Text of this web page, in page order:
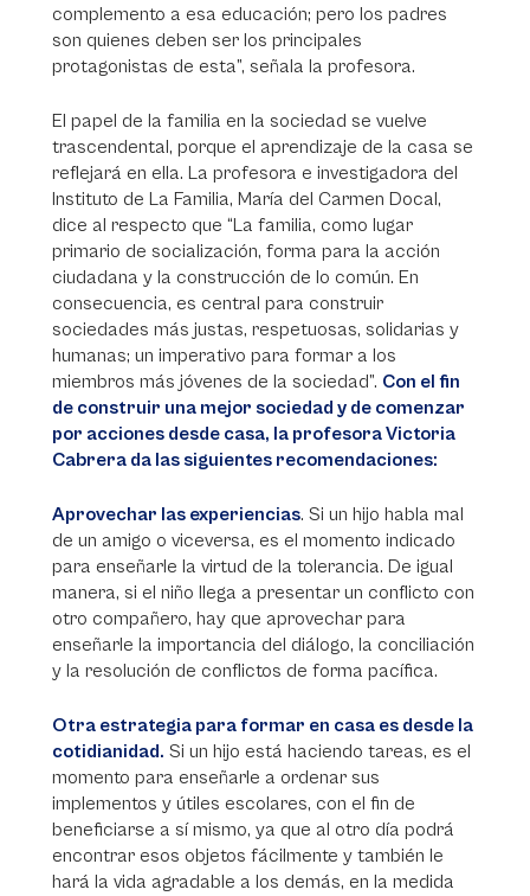
complemento a esa educación; pero los padres
son quienes deben ser los principales
protagonistas de esta”, señala la profesora.
El papel de la familia en la sociedad se vuelve
trascendental, porque el aprendizaje de la casa se
reflejará en ella. La profesora e investigadora del
Instituto de La Familia, María del Carmen Docal,
dice al respecto que “La familia, como lugar
primario de socialización, forma para la acción
ciudadana y la construcción de lo común. En
consecuencia, es central para construir
sociedades más justas, respetuosas, solidarias y
humanas; un imperativo para formar a los
miembros más jóvenes de la sociedad”. Con el fin
de construir una mejor sociedad y de comenzar
por acciones desde casa, la profesora Victoria
Cabrera da las siguientes recomendaciones:
Aprovechar las experiencias. Si un hijo habla mal
de un amigo o viceversa, es el momento indicado
para enseñarle la virtud de la tolerancia. De igual
manera, si el niño llega a presentar un conflicto con
otro compañero, hay que aprovechar para
enseñarle la importancia del diálogo, la conciliación
y la resolución de conflictos de forma pacífica.
Otra estrategia para formar en casa es desde la
cotidianidad. Si un hijo está haciendo tareas, es el
momento para enseñarle a ordenar sus
implementos y útiles escolares, con el fin de
beneficiarse a sí mismo, ya que al otro día podrá
encontrar esos objetos fácilmente y también le
hará la vida agradable a los demás, en la medida